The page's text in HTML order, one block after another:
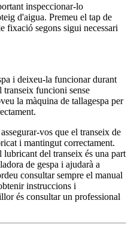
inspeccionar-lo
d'aigua. Premeu el tap de
fixació segons sigui necessari
i deixeu-la funcionar durant
transeix funcioni sense
la màquina de tallagespa per
vos que el transeix de
i mantingut correctament.
del transeix és una part
de gespa i ajudarà a
consultar sempre el manual
instruccions i
és consultar un professional